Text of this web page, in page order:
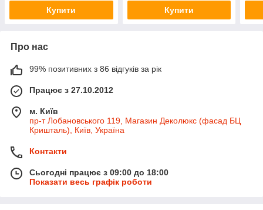
Купити Купити
Про нас
99% позитивних з 86 відгуків за рік
Працює з 27.10.2012
м. Київ
пр-т Лобановського 119, Магазин Деколюкс (фасад БЦ
Кришталь), Київ, Україна
Контакти
Сьогодні працює з 09:00 до 18:00
Показати весь графік роботи